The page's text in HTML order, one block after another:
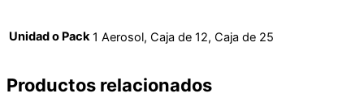
Unidad o Pack 1 Aerosol, Caja de 12, Caja de 25
Productos relacionados